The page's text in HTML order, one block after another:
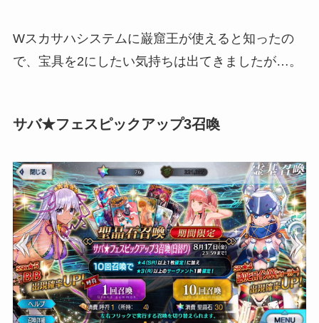
Wスカサハシステムに巌窟王が使えると知ったの
で、宝具を2にしたい気持ちは出てきましたが…。
サバ★フェスピックアップ3召喚